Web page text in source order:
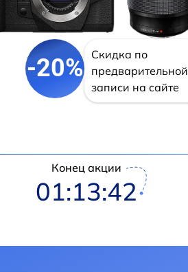
-20%
Скидка по
предварительной
записи на сайте
Конец акции
01:13:42